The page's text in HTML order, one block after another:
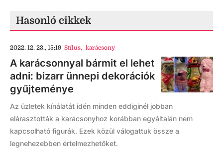
Hasonló cikkek
2022. 12. 23., 15:19 Stílus, karácsony
A karácsonnyal bármit el lehet
adni: bizarr ünnepi dekorációk
gyűjteménye
Az üzletek kínálatát idén minden eddiginél jobban
elárasztották a karácsonyhoz korábban egyáltalán nem
kapcsolható figurák. Ezek közül válogattuk össze a
legnehezebben értelmezhetőket.